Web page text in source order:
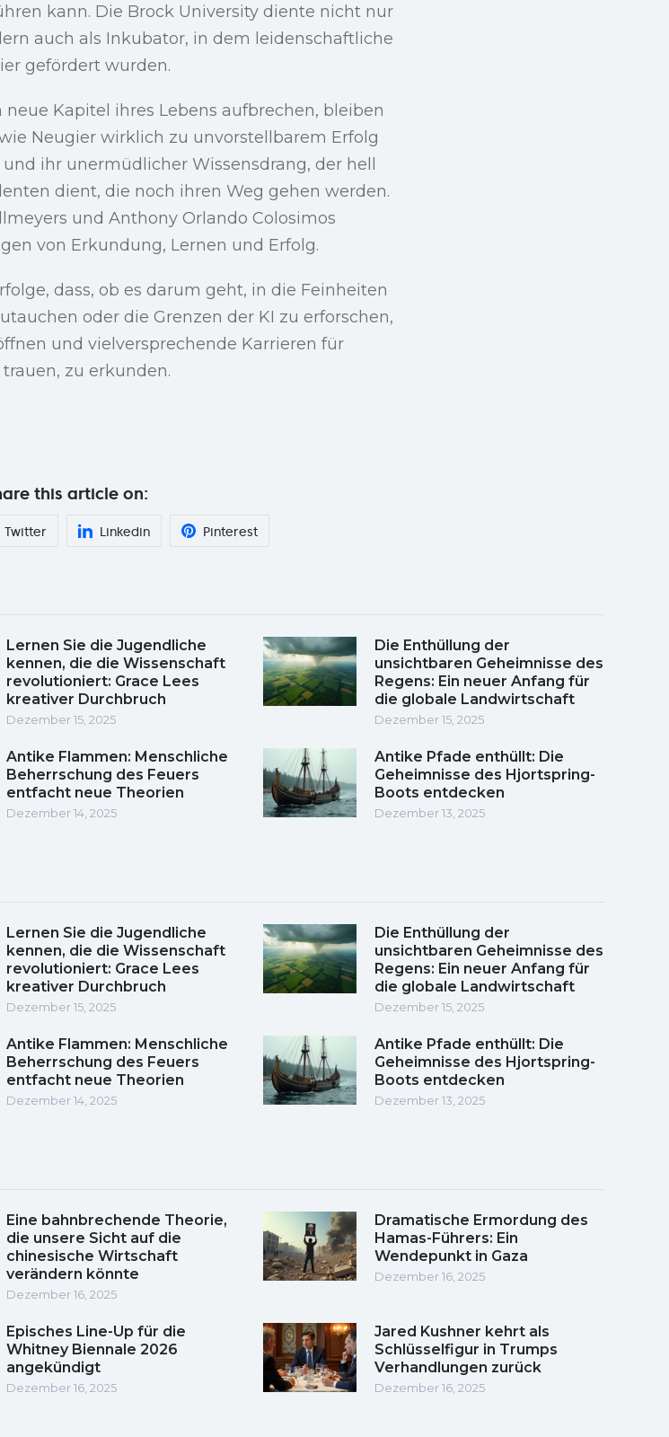
kann. Die Brock University diente nicht nur
auch als Inkubator, in dem leidenschaftliche
gefördert wurden.
Kapitel ihres Lebens aufbrechen, bleiben
Neugier wirklich zu unvorstellbarem Erfolg
ihr unermüdlicher Wissensdrang, der hell
dient, die noch ihren Weg gehen werden.
und Anthony Orlando Colosimos
von Erkundung, Lernen und Erfolg.
dass, ob es darum geht, in die Feinheiten
oder die Grenzen der KI zu erforschen,
und vielversprechende Karrieren für
zu erkunden.
this article on:
Twitter Linkedin Pinterest
Lernen Sie die Jugendliche
kennen, die die Wissenschaft
revolutioniert: Grace Lees
kreativer Durchbruch
Dezember 15, 2025
Die Enthüllung der
unsichtbaren Geheimnisse des
Regens: Ein neuer Anfang für
die globale Landwirtschaft
Dezember 15, 2025
Antike Flammen: Menschliche
Beherrschung des Feuers
entfacht neue Theorien
Dezember 14, 2025
Antike Pfade enthüllt: Die
Geheimnisse des Hjortspring-
Boots entdecken
Dezember 13, 2025
Lernen Sie die Jugendliche
kennen, die die Wissenschaft
revolutioniert: Grace Lees
kreativer Durchbruch
Dezember 15, 2025
Die Enthüllung der
unsichtbaren Geheimnisse des
Regens: Ein neuer Anfang für
die globale Landwirtschaft
Dezember 15, 2025
Antike Flammen: Menschliche
Beherrschung des Feuers
entfacht neue Theorien
Dezember 14, 2025
Antike Pfade enthüllt: Die
Geheimnisse des Hjortspring-
Boots entdecken
Dezember 13, 2025
Eine bahnbrechende Theorie,
die unsere Sicht auf die
chinesische Wirtschaft
verändern könnte
Dezember 16, 2025
Dramatische Ermordung des
Hamas-Führers: Ein
Wendepunkt in Gaza
Dezember 16, 2025
Episches Line-Up für die
Whitney Biennale 2026
angekündigt
Dezember 16, 2025
Jared Kushner kehrt als
Schlüsselfigur in Trumps
Verhandlungen zurück
Dezember 16, 2025